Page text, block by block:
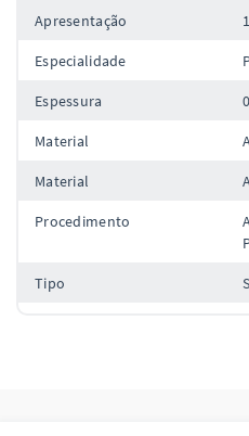
Apresentação
Especialidade
Espessura
Material
Material
Procedimento
Tipo